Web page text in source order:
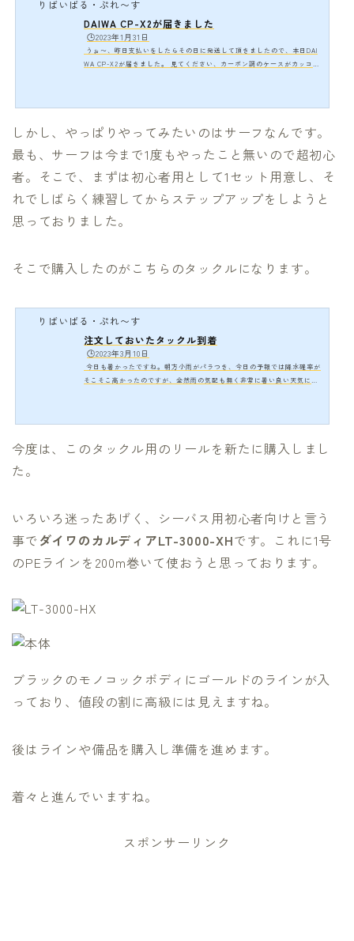
りばいばる・ぷれ〜す
DAIWA CP-X2が届きました
🕒️2023年1月31日
うぉ〜、昨日支払いをしたらその日に発送して頂きましたので、本日DAI
WA CP-X2が届きました。 見てください、カーボン調のケースがカッコい
ラインを購入してリールに巻いてみないとね。楽しみができました。糸を
しかし、やっぱりやってみたいのはサーフなんです。
最も、サーフは今まで1度もやったこと無いので超初心
者。そこで、まずは初心者用として1セット用意し、そ
れでしばらく練習してからステップアップをしようと
思っておりました。
そこで購入したのがこちらのタックルになります。
りばいばる・ぷれ〜す
注文しておいたタックル到着
🕒️2023年3月10日
今日も暑かったですね。朝方小雨がパラつき、今日の予報では降水確率が
そこそこ高かったのですが、全然雨の気配も無く非常に暑い良い天気にな
が到着しました。どれにしようか迷ったあげく、初心者でもあるため割と
今度は、このタックル用のリールを新たに購入しまし
た。
いろいろ迷ったあげく、シーバス用初心者向けと言う
事で ダイワのカルディアLT-3000-XHです。これに1号
のPEラインを200m巻いて使おうと思っております。
ブラックのモノコックボディにゴールドのラインが入
っており、値段の割に高級には見えますね。
後はラインや備品を購入し準備を進めます。
着々と進んでいますね。
スポンサーリンク